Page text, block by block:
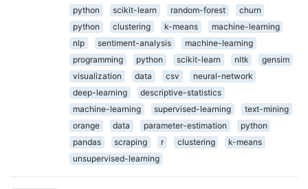
python
scikit-learn random-forest
churn
python
clustering k-means
machine-learning
nlp
sentiment-analysis
machine-learning
programming
python scikit-learn nltk
gensim
visualization
data csv
neural-network
deep-learning
descriptive-statistics
machine-learning
supervised-learning
text-mining
orange
data parameter-estimation
python
pandas
scraping r clustering
k-means
unsupervised-learning